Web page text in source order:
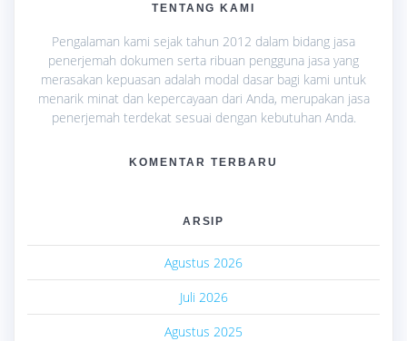
TENTANG KAMI
Pengalaman kami sejak tahun 2012 dalam bidang jasa
penerjemah dokumen serta ribuan pengguna jasa yang
merasakan kepuasan adalah modal dasar bagi kami untuk
menarik minat dan kepercayaan dari Anda, merupakan jasa
penerjemah terdekat sesuai dengan kebutuhan Anda.
KOMENTAR TERBARU
ARSIP
Agustus 2026
Juli 2026
Agustus 2025